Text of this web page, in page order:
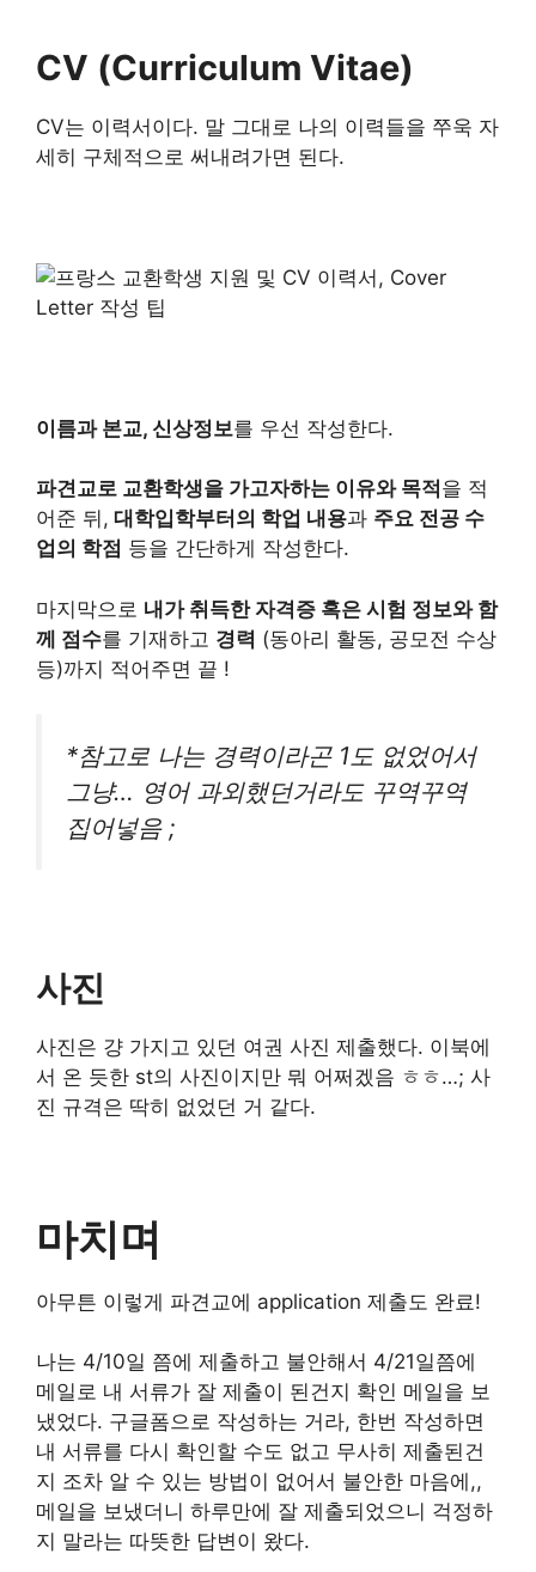
CV (Curriculum Vitae)
CV는 이력서이다. 말 그대로 나의 이력들을 쭈욱 자
세히 구체적으로 써내려가면 된다.
이름과 본교, 신상정보를 우선 작성한다.
파견교로 교환학생을 가고자하는 이유와 목적 을 적
어준 뒤, 대학입학부터의 학업 내용과 주요 전공 수
업의 학점 등을 간단하게 작성한다.
마지막으로 내가 취득한 자격증 혹은 시험 정보와 함
께 점수를 기재하고 경력 (동아리 활동, 공모전 수상
등)까지 적어주면 끝 !
*참고로 나는 경력이라곤 1도 없었어서
그냥… 영어 과외했던거라도 꾸역꾸역
집어넣음 ;
사진
사진은 걍 가지고 있던 여권 사진 제출했다. 이북에
서 온 듯한 st의 사진이지만 뭐 어쩌겠음 ㅎㅎ…; 사
진 규격은 딱히 없었던 거 같다.
마치며
아무튼 이렇게 파견교에 application 제출도 완료!
나는 4/10일 쯤에 제출하고 불안해서 4/21일쯤에
메일로 내 서류가 잘 제출이 된건지 확인 메일을 보
냈었다. 구글폼으로 작성하는 거라, 한번 작성하면
내 서류를 다시 확인할 수도 없고 무사히 제출된건
지 조차 알 수 있는 방법이 없어서 불안한 마음에,,
메일을 보냈더니 하루만에 잘 제출되었으니 걱정하
지 말라는 따뜻한 답변이 왔다.